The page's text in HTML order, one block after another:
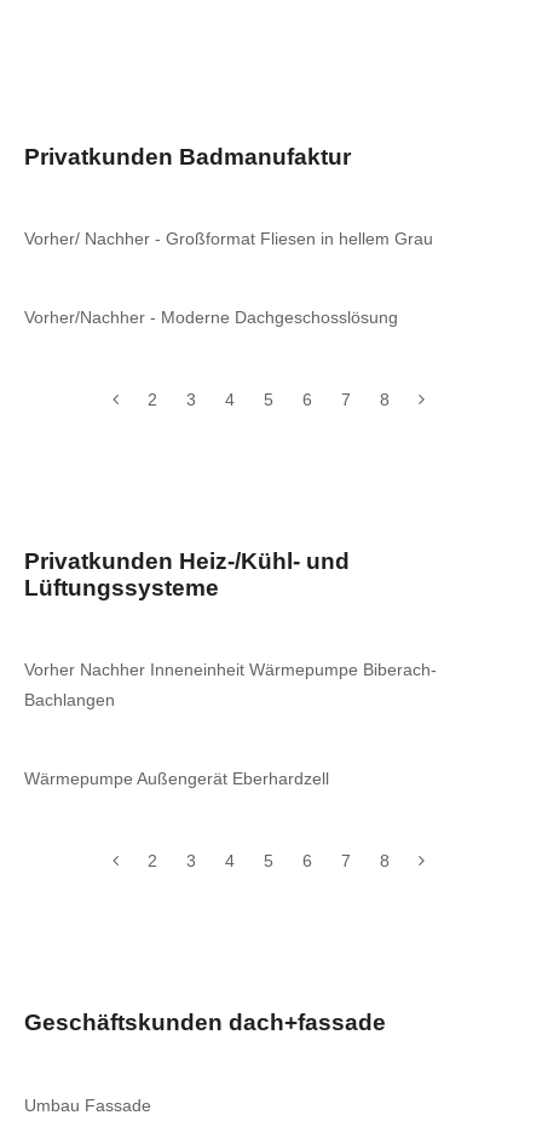
Privatkunden Badmanufaktur
Vorher/ Nachher - Großformat Fliesen in hellem Grau
Vorher/Nachher - Moderne Dachgeschosslösung
2 3 4 5 6 7 8
Privatkunden Heiz-/Kühl- und
Lüftungssysteme
Vorher Nachher Inneneinheit Wärmepumpe Biberach-
Bachlangen
Wärmepumpe Außengerät Eberhardzell
2 3 4 5 6 7 8
Geschäftskunden dach+fassade
Umbau Fassade